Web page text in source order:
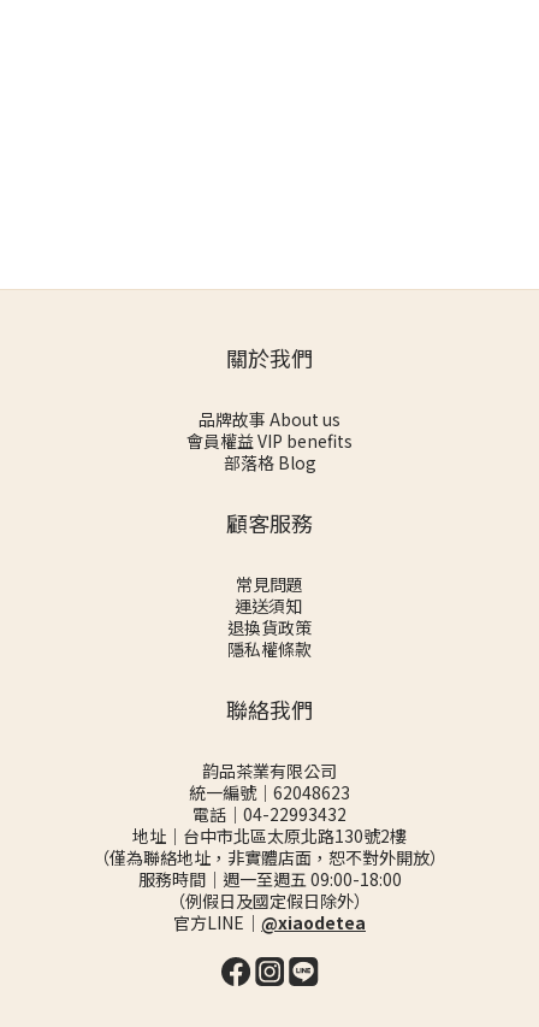
關於我們
品牌故事 About us
會員權益 VIP benefits
部落格 Blog
顧客服務
常見問題
運送須知
退換貨政策
隱私權條款
聯絡我們
韵品茶業有限公司
統一編號｜62048623
電話｜04-22993432
地址｜台中市北區太原北路130號2樓
（僅為聯絡地址，非實體店面，恕不對外開放）
服務時間｜週一至週五 09:00-18:00
（例假日及國定假日除外）
官方LINE｜ @xiaodetea